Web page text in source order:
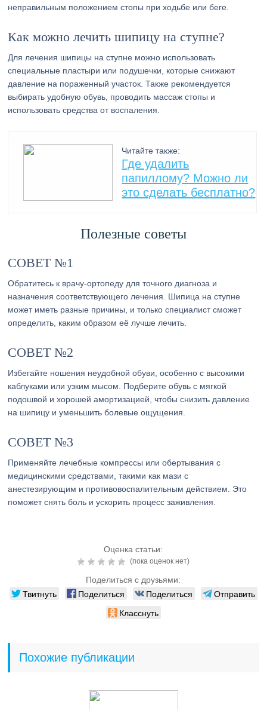
неправильным положением стопы при ходьбе или беге.
Как можно лечить шипицу на ступне?
Для лечения шипицы на ступне можно использовать
специальные пластыри или подушечки, которые снижают
давление на пораженный участок. Также рекомендуется
выбирать удобную обувь, проводить массаж стопы и
использовать средства от воспаления.
Читайте также:
Где удалить
папиллому? Можно ли
это сделать бесплатно?
Полезные советы
СОВЕТ №1
Обратитесь к врачу-ортопеду для точного диагноза и
назначения соответствующего лечения. Шипица на ступне
может иметь разные причины, и только специалист сможет
определить, каким образом её лучше лечить.
СОВЕТ №2
Избегайте ношения неудобной обуви, особенно с высокими
каблуками или узким мысом. Подберите обувь с мягкой
подошвой и хорошей амортизацией, чтобы снизить давление
на шипицу и уменьшить болевые ощущения.
СОВЕТ №3
Применяйте лечебные компрессы или обертывания с
медицинскими средствами, такими как мази с
анестезирующим и противовоспалительным действием. Это
поможет снять боль и ускорить процесс заживления.
Оценка статьи:
(пока оценок нет)
Поделиться с друзьями:
Твитнуть Поделиться Поделиться
Отправить
Класснуть
Похожие публикации